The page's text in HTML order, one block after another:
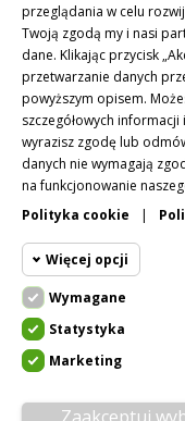
NASZA FIRMA
NEWSLETTER
Zapisz się do naszego
Akceptuję ogólne
przeglądania w celu
Twoją zgodą my i nasi
dane. Klikając przycisk
przetwarzanie danych
powyższym opisem.
szczegółowych
wyrazisz zgodę lub
danych nie wymagają
na funkcjonowanie
Polityka cookie
|
Więcej opcji
Wymagane
Cookie
Wymagane
Statystyka
Marketing